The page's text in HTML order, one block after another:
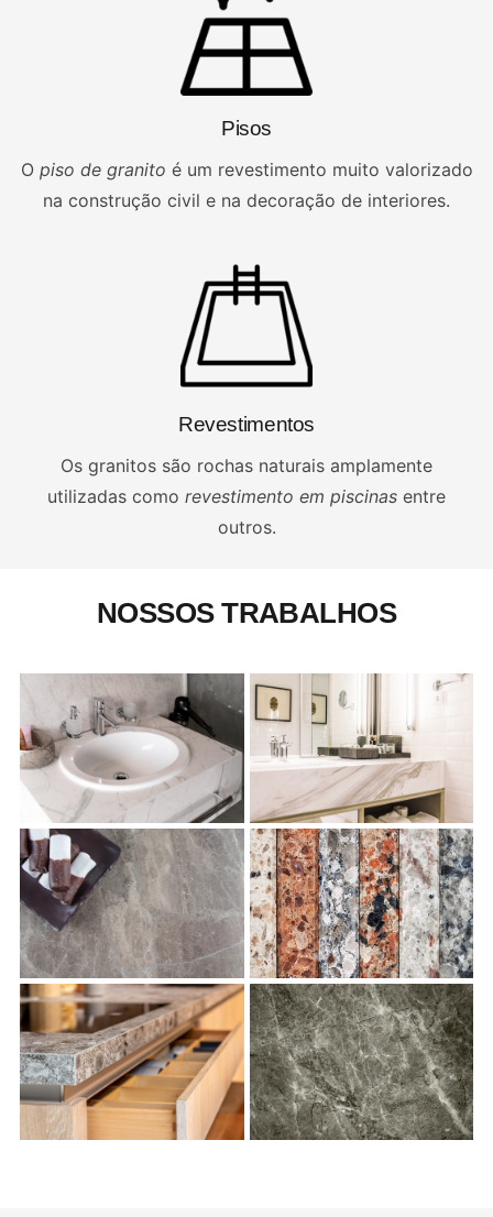
Pisos
O piso de granito é um revestimento muito valorizado
na construção civil e na decoração de interiores.
Revestimentos
Os granitos são rochas naturais amplamente
utilizadas como revestimento em piscinas entre
outros.
NOSSOS TRABALHOS